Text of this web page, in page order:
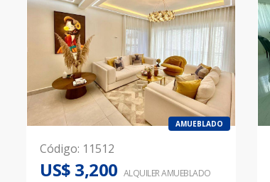
AMUEBLADO
Código: 11512
US$ 3,200 ALQUILERAMUEBLADO